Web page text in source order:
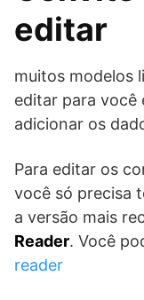
editar
muitos modelos
editar para você
adicionar os
Para editar os
você só precisa
a versão mais
Reader. Você
reader